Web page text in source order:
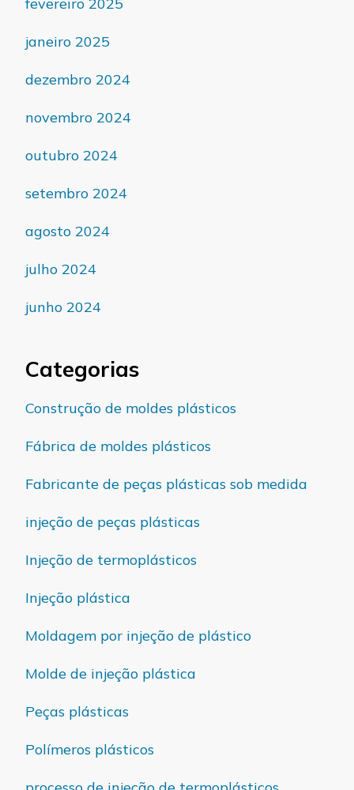
janeiro 2025
dezembro 2024
novembro 2024
outubro 2024
setembro 2024
agosto 2024
julho 2024
junho 2024
Categorias
Construção de moldes plásticos
Fábrica de moldes plásticos
Fabricante de peças plásticas sob medida
injeção de peças plásticas
Injeção de termoplásticos
Injeção plástica
Moldagem por injeção de plástico
Molde de injeção plástica
Peças plásticas
Polímeros plásticos